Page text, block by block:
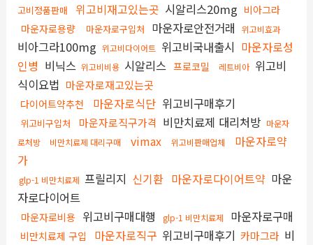
고비정품판매
위고비재고있는곳 시알리스20mg 비아그라
마운자로용량
마운자로구입처 마운자로안전거래 위고비효과
비아그라100mg 위고비다이어트 위고비국내출시 마운자로성
인병 비닉스 위고비비용 시알리스 프로코밀 레트비아 위고비
식이요법 마운자로재고있는곳
다이어트약추천 마운자로식단 위고비구매후기
위고비구입처 마운자로직구가격 비만치료제 대리처방 마운자
로처방
비만치료제 대리구매 vimax 위고비판매업체
마운자로약
가
glp-1 비만치료제 프릴리지 신기환 마운자로다이어트약 마운
자로다이어트
마운자로비용 위고비구매대행 glp-1 비만치료제 마운자로구매
비만치료제 구입 마운자로직구 위고비구매후기 카마그라 비